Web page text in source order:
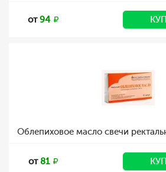
от94
Облепиховое масло свечи
от81